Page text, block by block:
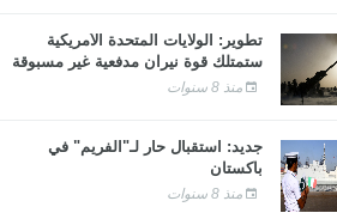
تطوير: الولايات المتحدة الأمريكية
ستمتلك قوة نيران مدفعية غير مسبوقة
منذ 8 سنوات
جديد: استقبال حار لـ"الفريم" في
باكستان
منذ 8 سنوات